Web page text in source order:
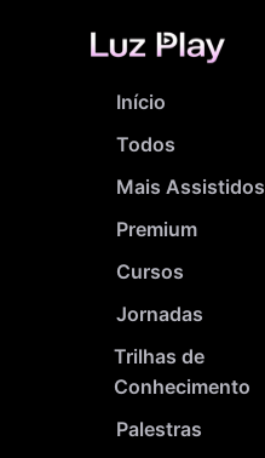
Início
Todos
Mais Assistidos
Premium
Cursos
Jornadas
Trilhas de
Conhecimento
Palestras